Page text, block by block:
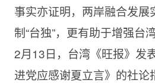
事实亦证明，两岸融合发展
制“台独”，更有助于增强台
2月13日，台湾《旺报》发
进党应感谢夏立言》的社论